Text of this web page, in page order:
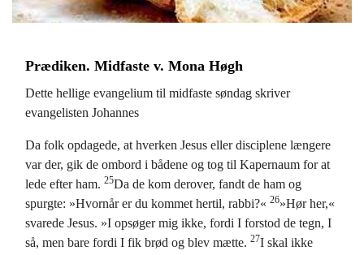
Prædiken. Midfaste v. Mona Høgh
Dette hellige evangelium til midfaste søndag skriver
evangelisten Johannes
Da folk opdagede, at hverken Jesus eller disciplene længere
var der, gik de ombord i bådene og tog til Kapernaum for at
lede efter ham. 25Da de kom derover, fandt de ham og
spurgte: »Hvornår er du kommet hertil, rabbi?« 26»Hør her,«
svarede Jesus. »I opsøger mig ikke, fordi I forstod de tegn, I
så, men bare fordi I fik brød og blev mætte. 27I skal ikke